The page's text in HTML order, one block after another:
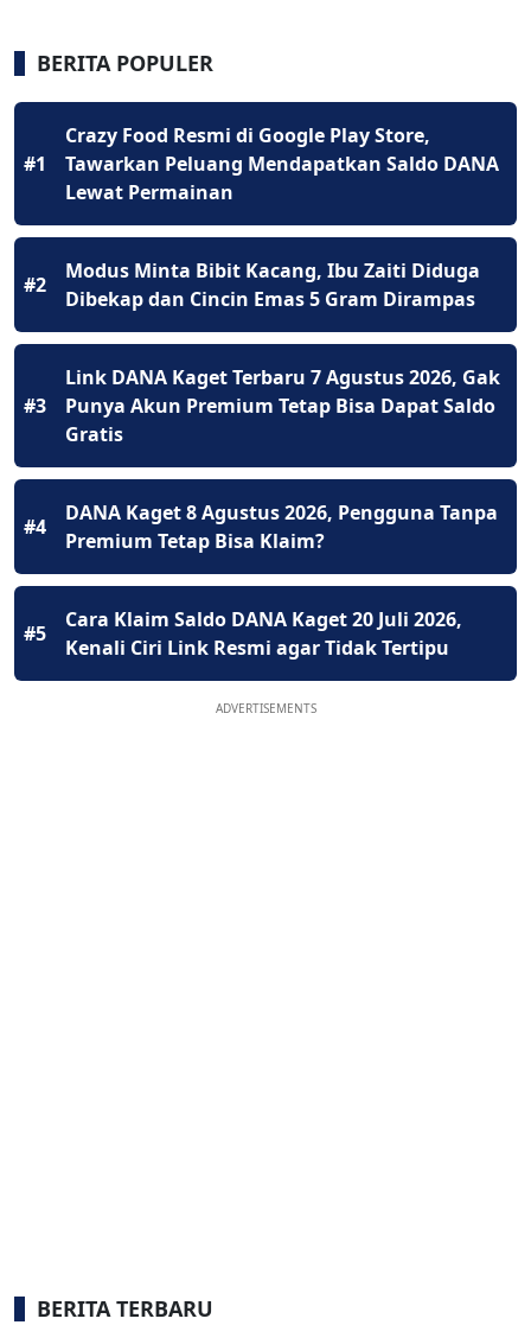
BERITA POPULER
#1
Crazy Food Resmi di Google Play Store,
Tawarkan Peluang Mendapatkan Saldo DANA
Lewat Permainan
#2
Modus Minta Bibit Kacang, Ibu Zaiti Diduga
Dibekap dan Cincin Emas 5 Gram Dirampas
#3
Link DANA Kaget Terbaru 7 Agustus 2026, Gak
Punya Akun Premium Tetap Bisa Dapat Saldo
Gratis
#4
DANA Kaget 8 Agustus 2026, Pengguna Tanpa
Premium Tetap Bisa Klaim?
#5
Cara Klaim Saldo DANA Kaget 20 Juli 2026,
Kenali Ciri Link Resmi agar Tidak Tertipu
ADVERTISEMENTS
BERITA TERBARU